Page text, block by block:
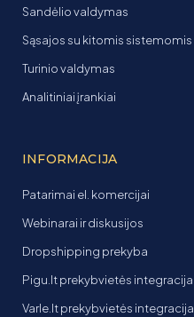
Sandėlio valdymas
Sąsajos su kitomis sistemomis
Turinio valdymas
Analitiniai įrankiai
INFORMACIJA
Patarimai el. komercijai
Webinarai ir diskusijos
Dropshipping prekyba
Pigu.lt prekybvietės integracija
Varle.lt prekybvietės integracija